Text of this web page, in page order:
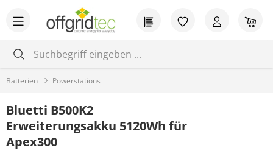
Zum Hauptinhalt springen Du hast 0
Batterien Powerstations
Bluetti B500K2
Erweiterungsakku 5120Wh für
Apex300